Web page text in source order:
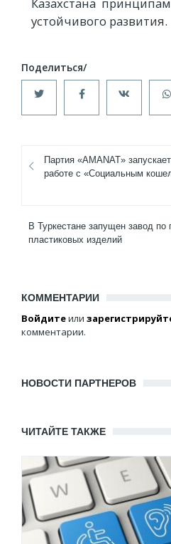
устойчивого развития.
Партия «AMANAT»
работе с «Социальным
В Туркестане запущен завод по
пластиковых изделий
КОММЕНТАРИИ
Войдитеили
комментарии.
НОВОСТИ ПАРТНЕРОВ
ЧИТАЙТЕ ТАКЖЕ